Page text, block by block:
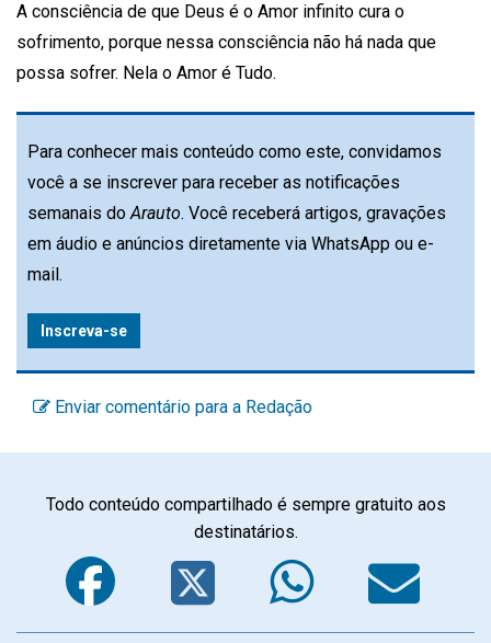
A consciência de que Deus é o Amor infinito cura o
sofrimento, porque nessa consciência não há nada que
possa sofrer. Nela o Amor é Tudo.
Para conhecer mais conteúdo como este, convidamos
você a se inscrever para receber as notificações
semanais doArauto. Você receberá artigos, gravações
em áudio e anúncios diretamente via WhatsApp ou e-
mail.
Inscreva-se
Enviar comentário para a Redação
Todo conteúdo compartilhado é sempre gratuito aos
destinatários.
Facebook
Twitter